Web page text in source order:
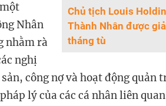
Chủ tịch Louis
Thành Nhân được
tháng tù
Nhân
nhằm rà
nghị
công nợ và hoạt động quản
lý của các cá nhân liên